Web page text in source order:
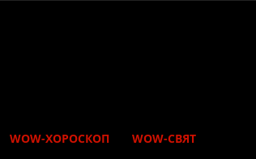
WOW-ХОРОСКОП WOW-СВЯТ